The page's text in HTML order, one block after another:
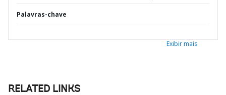
Palavras-chave
Exibir mais
RELATED LINKS